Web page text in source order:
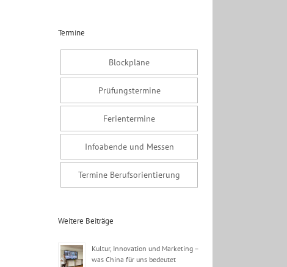
Termine
Blockpläne
Prüfungstermine
Ferientermine
Infoabende und Messen
Termine Berufsorientierung
Weitere Beiträge
Kultur, Innovation und Marketing –
was China für uns bedeutet